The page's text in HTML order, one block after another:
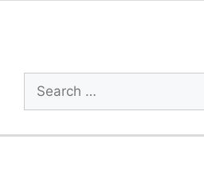
Search
for: